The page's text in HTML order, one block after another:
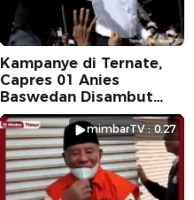
Kampanye di Ternate,
Capres 01 Anies
Baswedan Disambut
Ribuan Warga
mimbarTV : 0.27